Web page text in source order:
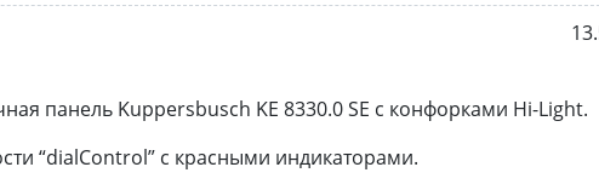
панель Kuppersbusch KE 8330.0 SE с конфорками Hi-Light.
“dialControl” c красными индикаторами.